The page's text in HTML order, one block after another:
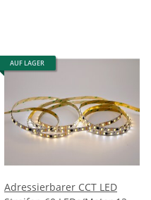
AUF LAGER
Adressierbarer CCT LED